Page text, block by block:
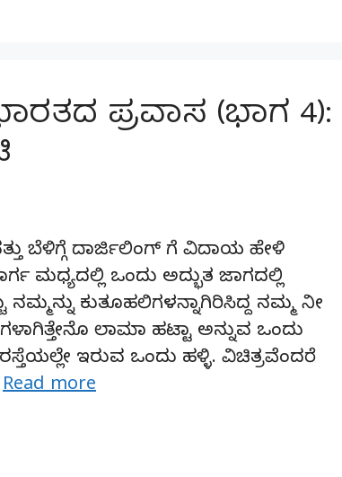
ಪ್ರವಾಸ (ಭಾಗ 4):
ಬೆಳಿಗ್ಗೆ ದಾರ್ಜಿಲಿಂಗ್ ಗೆ ವಿದಾಯ ಹೇಳಿ
ಮಧ್ಯದಲ್ಲಿ ಒಂದು ಅದ್ಭುತ ಜಾಗದಲ್ಲಿ
ಕುತೂಹಲಿಗಳನ್ನಾಗಿರಿಸಿದ್ದ ನಮ್ಮ ನೀ
ಲಾಮಾ ಹಟ್ಟಾ ಅನ್ನುವ ಒಂದು
ಇರುವ ಒಂದು ಹಳ್ಳಿ. ವಿಚಿತ್ರವೆಂದರೆ
Read more